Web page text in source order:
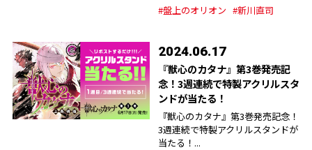
#盤上のオリオン #新川直司
2024.06.17
『獣心のカタナ』第3巻発売記
念！3週連続で特製アクリルスタ
ンドが当たる！
『獣心のカタナ』第3巻発売記念！
3週連続で特製アクリルスタンドが
当たる！...